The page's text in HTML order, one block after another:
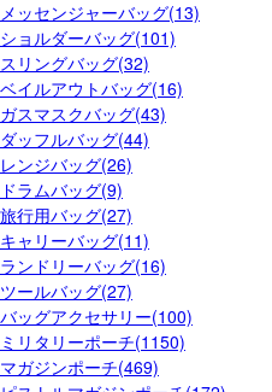
メッセンジャーバッグ(13)
ショルダーバッグ(101)
スリングバッグ(32)
ベイルアウトバッグ(16)
ガスマスクバッグ(43)
ダッフルバッグ(44)
レンジバッグ(26)
ドラムバッグ(9)
旅行用バッグ(27)
キャリーバッグ(11)
ランドリーバッグ(16)
ツールバッグ(27)
バッグアクセサリー(100)
ミリタリーポーチ(1150)
マガジンポーチ(469)